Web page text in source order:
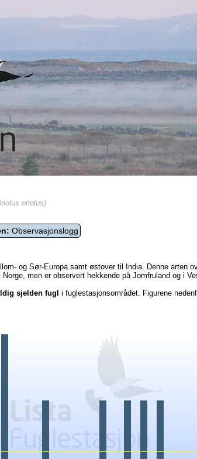
oriolus)
Observasjonslogg
og Sør-Europa samt østover til India. Denne arten
men er observert hekkende på Jomfruland og i
sjelden fugl i fuglestasjonsområdet. Figurene